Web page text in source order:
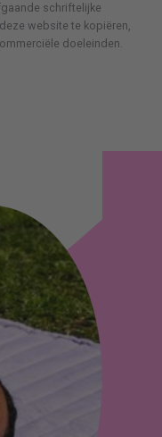
schriftelijke
website te kopiëren,
doeleinden.